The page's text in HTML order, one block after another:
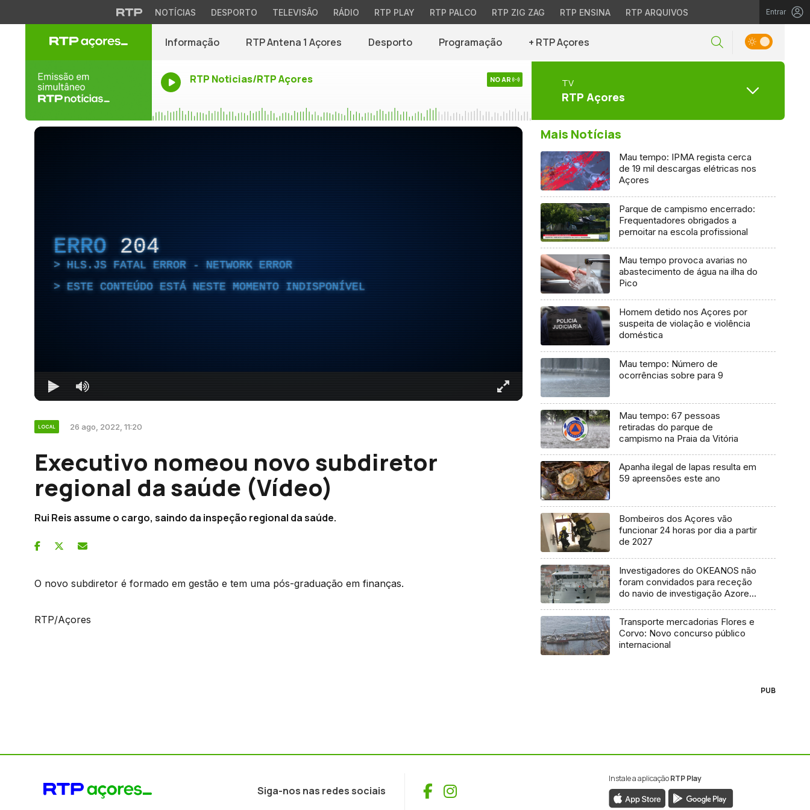
NOTÍCIAS DESPORTO TELEVISÃO RÁDIO RTP PLAY RTP PALCO RTP ZIG ZAG RTP ENSINA RTP ARQUIVOS Entrar
Informação RTP Antena 1 Açores Desporto Programação + RTP Açores
RTP Noticias/RTP Açores NO AR TV
RTP Açores
ERRO 204
HLS.JS FATAL ERROR - NETWORK ERROR
ESTE CONTEÚDO ESTÁ NESTE MOMENTO INDISPONÍVEL
LOCAL 26 ago, 2022, 11:20
Executivo nomeou novo subdiretor
regional da saúde (Vídeo)
Rui Reis assume o cargo, saindo da inspeção regional da saúde.
O novo subdiretor é formado em gestão e tem uma pós-graduação em finanças.
RTP/Açores
Mais Notícias
Mau tempo: IPMA regista cerca
de 19 mil descargas elétricas nos
Açores
Parque de campismo encerrado:
Frequentadores obrigados a
pernoitar na escola profissional
Mau tempo provoca avarias no
abastecimento de água na ilha do
Pico
Homem detido nos Açores por
suspeita de violação e violência
doméstica
Mau tempo: Número de
ocorrências sobre para 9
Mau tempo: 67 pessoas
retiradas do parque de
campismo na Praia da Vitória
Apanha ilegal de lapas resulta em
59 apreensões este ano
Bombeiros dos Açores vão
funcionar 24 horas por dia a partir
de 2027
Investigadores do OKEANOS não
foram convidados para receção
do navio de investigação Azores
Transporte mercadorias Flores e
Corvo: Novo concurso público
internacional
PUB
Siga-nos nas redes sociais Facebook
Instagram
Instale a aplicaçãoRTP Play